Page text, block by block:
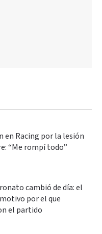
en Racing por la lesión
“Me rompí todo”
cambió de día: el
por el que
el partido